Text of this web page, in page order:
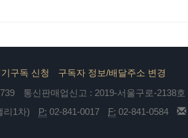
구독 신청
구독자 정보/배달주소 변경
통신판매업신고 : 2019-서울구로-2138호
리1차)
P: 02-841-0017 F: 02-841-0584